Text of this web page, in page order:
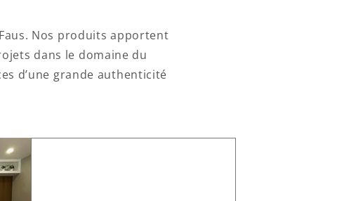
Nos produits apportent
dans le domaine du
d’une grande authenticité